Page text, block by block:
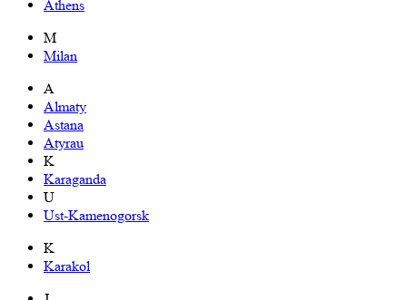
Athens
M
Milan
A
Almaty
Astana
Atyrau
K
Karaganda
U
Ust-Kamenogorsk
K
Karakol